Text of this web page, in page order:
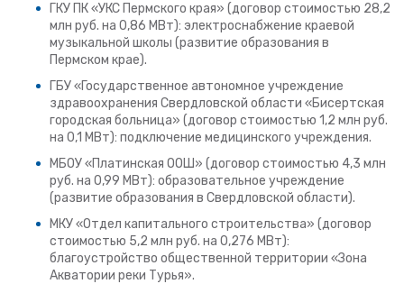
ГКУ ПК «УКС Пермского края» (договор стоимостью 28,2
млн руб. на 0,86 МВт): электроснабжение краевой
музыкальной школы (развитие образования в
Пермском крае).
ГБУ «Государственное автономное учреждение
здравоохранения Свердловской области «Бисертская
городская больница» (договор стоимостью 1,2 млн руб.
на 0,1 МВт): подключение медицинского учреждения.
МБОУ «Платинская ООШ» (договор стоимостью 4,3 млн
руб. на 0,99 МВт): образовательное учреждение
(развитие образования в Свердловской области).
МКУ «Отдел капитального строительства» (договор
стоимостью 5,2 млн руб. на 0,276 МВт):
благоустройство общественной территории «Зона
Акватории реки Турья».